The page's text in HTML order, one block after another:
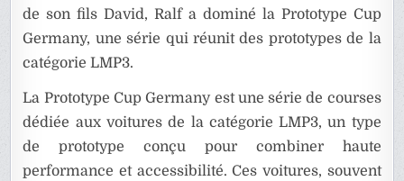
de son fils David, Ralf a dominé la Prototype Cup
Germany, une série qui réunit des prototypes de la
catégorie LMP3.
La Prototype Cup Germany est une série de courses
dédiée aux voitures de la catégorie LMP3, un type
de prototype conçu pour combiner haute
performance et accessibilité. Ces voitures, souvent